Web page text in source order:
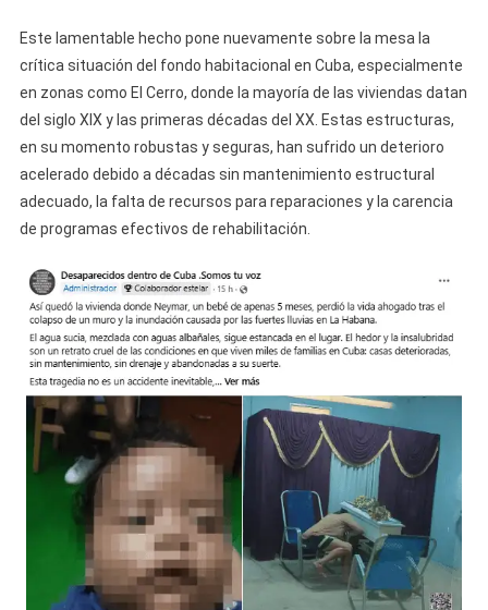
Este lamentable hecho pone nuevamente sobre la mesa la
crítica situación del fondo habitacional en Cuba, especialmente
en zonas como El Cerro, donde la mayoría de las viviendas datan
del siglo XIX y las primeras décadas del XX. Estas estructuras,
en su momento robustas y seguras, han sufrido un deterioro
acelerado debido a décadas sin mantenimiento estructural
adecuado, la falta de recursos para reparaciones y la carencia
de programas efectivos de rehabilitación.